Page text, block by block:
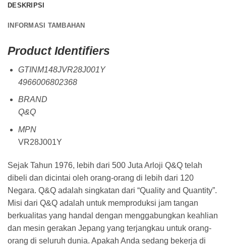
DESKRIPSI
INFORMASI TAMBAHAN
Product Identifiers
GTINM148JVR28J001Y
4966006802368
BRAND
Q&Q
MPN
VR28J001Y
Sejak Tahun 1976, lebih dari 500 Juta Arloji Q&Q telah
dibeli dan dicintai oleh orang-orang di lebih dari 120
Negara. Q&Q adalah singkatan dari “Quality and Quantity”.
Misi dari Q&Q adalah untuk memproduksi jam tangan
berkualitas yang handal dengan menggabungkan keahlian
dan mesin gerakan Jepang yang terjangkau untuk orang-
orang di seluruh dunia. Apakah Anda sedang bekerja di